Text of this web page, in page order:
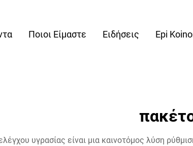
Ποιοι Είμαστε Ειδήσεις Epi
υγρασίας είναι μια καινοτόμος λύση